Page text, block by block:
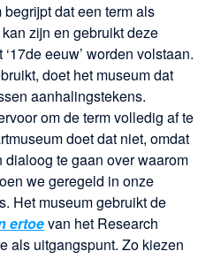
dat een term als
zijn en gebruikt deze
eeuw’ worden volstaan.
doet het museum dat
aanhalingstekens.
om de term volledig af te
doet dat niet, omdat
dialoog te gaan over waarom
we geregeld in onze
Het museum gebruikt de
ertoevan het Research
als uitgangspunt. Zo kiezen